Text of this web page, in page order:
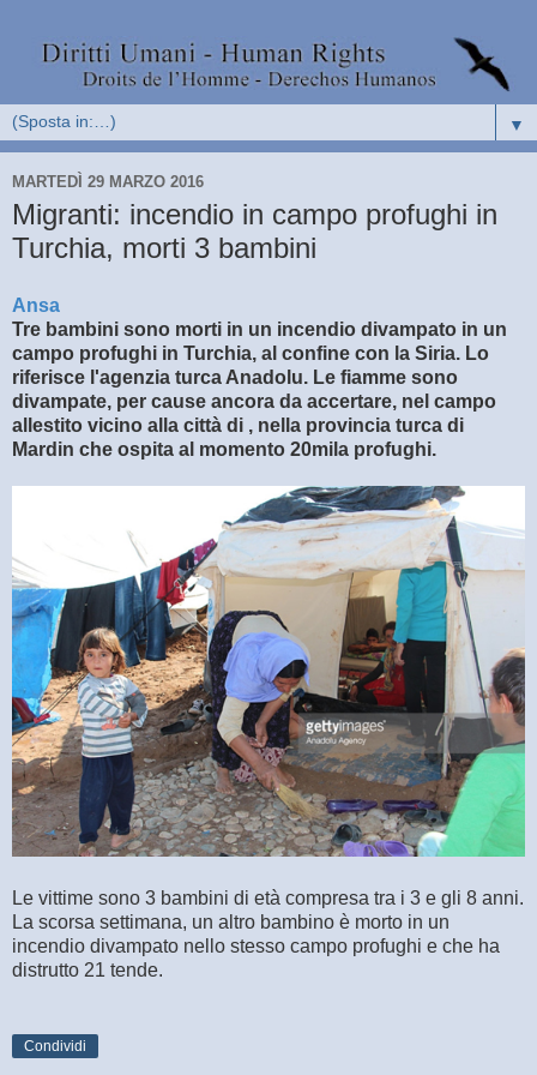
▼
MARTEDÌ 29 MARZO 2016
Migranti: incendio in campo profughi in
Turchia, morti 3 bambini
Ansa
Tre bambini sono morti in un incendio divampato in un
campo profughi in Turchia, al confine con la Siria. Lo
riferisce l'agenzia turca Anadolu. Le fiamme sono
divampate, per cause ancora da accertare, nel campo
allestito vicino alla città di , nella provincia turca di
Mardin che ospita al momento 20mila profughi.
Le vittime sono 3 bambini di età compresa tra i 3 e gli 8 anni.
La scorsa settimana, un altro bambino è morto in un
incendio divampato nello stesso campo profughi e che ha
distrutto 21 tende.
Condividi